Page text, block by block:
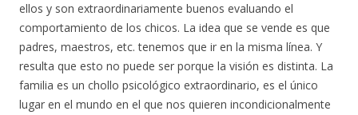
ellos y son extraordinariamente buenos evaluando el
comportamiento de los chicos. La idea que se vende es que
padres, maestros, etc. tenemos que ir en la misma línea. Y
resulta que esto no puede ser porque la visión es distinta. La
familia es un chollo psicológico extraordinario, es el único
lugar en el mundo en el que nos quieren incondicionalmente